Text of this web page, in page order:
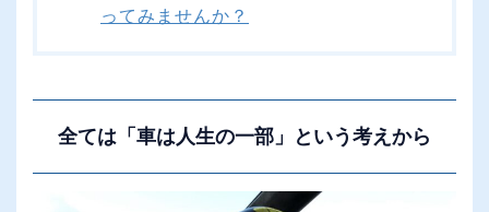
ってみませんか？
全ては「車は人生の一部」という考えから